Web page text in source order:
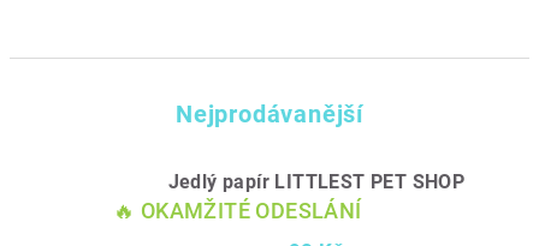
Nejprodávanější
Jedlý papír LITTLEST PET SHOP
🔥 OKAMŽITÉ ODESLÁNÍ